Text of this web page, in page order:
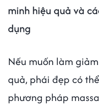
minh hiệu quả và
dụng
Nếu muốn làm
quả, phái đẹp có
phương pháp